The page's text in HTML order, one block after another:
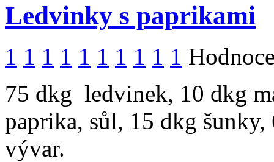
Ledvinky s paprikami
1 1 1 1 1 1 1 1 1 1
75 dkg ledvinek, 10 dkg
paprika, sůl, 15 dkg
vývar.